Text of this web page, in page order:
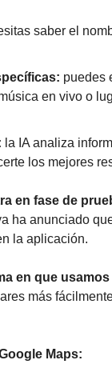
saber el
puedes
en vivo o
la IA analiza
los mejores
en fase de
ha anunciado
la aplicación.
en que
más
Maps: